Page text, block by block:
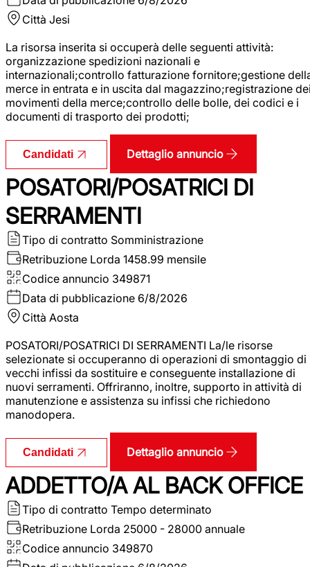
Città Jesi
La risorsa inserita si occuperà delle seguenti attività:
organizzazione spedizioni nazionali e
internazionali;controllo fatturazione fornitore;gestione
merce in entrata e in uscita dal magazzino;registrazione
movimenti della merce;controllo delle bolle, dei codici e i
documenti di trasporto dei prodotti;
Candidati Dettaglio annuncio
POSATORI/POSATRICI DI
SERRAMENTI
Tipo di contratto Somministrazione
Retribuzione Lorda 1458.99 mensile
Codice annuncio 349871
Data di pubblicazione 6/8/2026
Città Aosta
POSATORI/POSATRICI DI SERRAMENTI La/le risorse
selezionate si occuperanno di operazioni di smontaggio di
vecchi infissi da sostituire e conseguente installazione di
nuovi serramenti. Offriranno, inoltre, supporto in attività di
manutenzione e assistenza su infissi che richiedono
manodopera.
Candidati Dettaglio annuncio
ADDETTO/A AL BACK OFFICE
Tipo di contratto Tempo determinato
Retribuzione Lorda 25000 - 28000 annuale
Codice annuncio 349870